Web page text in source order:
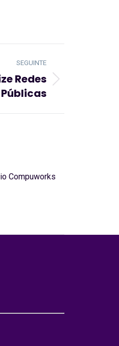
SEGUINTE
Redes
Compuworks